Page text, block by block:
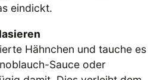
eindickt.
Hähnchen und tauche es
Sauce oder